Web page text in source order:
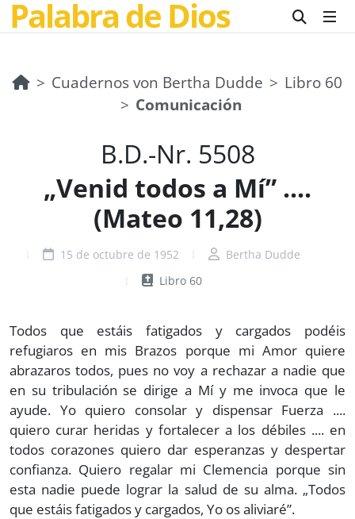
Palabra de Dios
Cuadernos von Bertha Dudde
Libro 60
Comunicación
B.D.-Nr. 5508
„Venid todos a Mí” ....
(Mateo 11,28)
15 de octubre de 1952
Bertha Dudde
Libro 60
Todos que estáis fatigados y cargados podéis
refugiaros en mis Brazos porque mi Amor quiere
abrazaros todos, pues no voy a rechazar a nadie que
en su tribulación se dirige a Mí y me invoca que le
ayude. Yo quiero consolar y dispensar Fuerza ....
quiero curar heridas y fortalecer a los débiles .... en
todos corazones quiero dar esperanzas y despertar
confianza. Quiero regalar mi Clemencia porque sin
esta nadie puede lograr la salud de su alma. „Todos
que estáis fatigados y cargados, Yo os aliviaré”.